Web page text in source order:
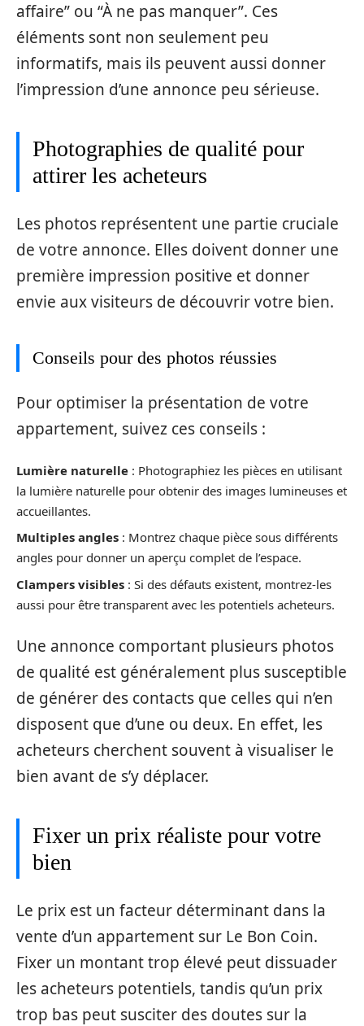
affaire” ou “À ne pas manquer”. Ces
éléments sont non seulement peu
informatifs, mais ils peuvent aussi donner
l’impression d’une annonce peu sérieuse.
Photographies de qualité pour
attirer les acheteurs
Les photos représentent une partie cruciale
de votre annonce. Elles doivent donner une
première impression positive et donner
envie aux visiteurs de découvrir votre bien.
Conseils pour des photos réussies
Pour optimiser la présentation de votre
appartement, suivez ces conseils :
Lumière naturelle : Photographiez les pièces en utilisant
la lumière naturelle pour obtenir des images lumineuses et
accueillantes.
Multiples angles : Montrez chaque pièce sous différents
angles pour donner un aperçu complet de l’espace.
Clampers visibles : Si des défauts existent, montrez-les
aussi pour être transparent avec les potentiels acheteurs.
Une annonce comportant plusieurs photos
de qualité est généralement plus susceptible
de générer des contacts que celles qui n’en
disposent que d’une ou deux. En effet, les
acheteurs cherchent souvent à visualiser le
bien avant de s’y déplacer.
Fixer un prix réaliste pour votre
bien
Le prix est un facteur déterminant dans la
vente d’un appartement sur Le Bon Coin.
Fixer un montant trop élevé peut dissuader
les acheteurs potentiels, tandis qu’un prix
trop bas peut susciter des doutes sur la